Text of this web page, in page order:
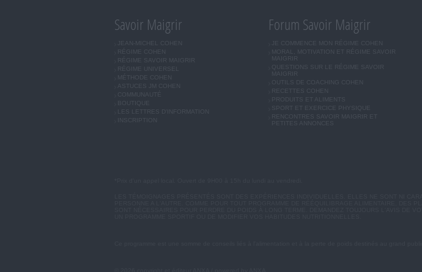
Savoir Maigrir
JEAN-MICHEL COHEN
RÉGIME COHEN
RÉGIME SAVOIR MAIGRIR
RÉGIME UNIVERSEL
MÉTHODE COHEN
ASTUCES JM COHEN
COMMUNAUTÉ
BOUTIQUE
LES LETTRES D'INFORMATION
INSCRIPTION
Forum Savoir Maigrir
JE COMMENCE MON RÉGIME COHEN
MORAL, MOTIVATION ET RÉGIME SAVOIR
MAIGRIR
QUESTIONS SUR LE RÉGIME SAVOIR
MAIGRIR
OUTILS DE COACHING COHEN
RECETTES COHEN
PRODUITS ET ALIMENTS
SPORT ET EXERCICE PHYSIQUE
RENCONTRES SAVOIR MAIGRIR ET
PETITES ANNONCES